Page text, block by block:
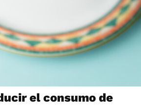
el consumo de